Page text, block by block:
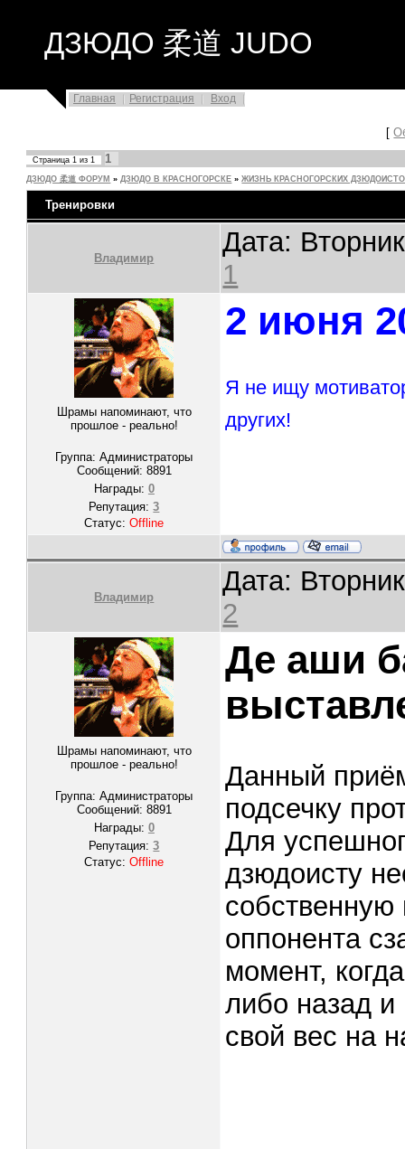
ДЗЮДО 柔道 JUDO
Главная Регистрация Вход
[
Страница1 из1 1
ДЗЮДО 柔道 ФОРУМ » ДЗЮДО В КРАСНОГОРСКЕ » ЖИЗНЬ КРАСНОГОРСКИХ
Тренировки
Владимир
Дата:
1
Шрамы напоминают, что
прошлое - реально!
Группа: Администраторы
Сообщений: 8891
Награды: 0
Репутация:3
Статус:Offline
2 июня
Я не ищу
других!
Владимир
Дата:
2
Шрамы напоминают, что
прошлое - реально!
Группа: Администраторы
Сообщений: 8891
Награды: 0
Репутация:3
Статус:Offline
Де аши
Данный
подсечку
Для
дзюдоисту
собственную
оппонента
момент,
либо назад и
свой вес на